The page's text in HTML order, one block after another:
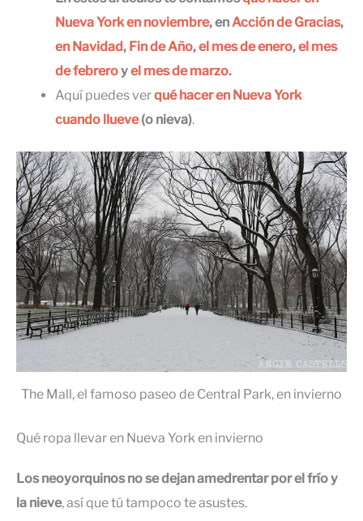
Nueva York en noviembre, enAcción de Gracias,
en Navidad , Fin de Año,el mes de enero,el mes
de febreroyel mes de marzo.
Aquí puedes verqué hacer en Nueva York
cuando llueve(o nieva).
The Mall, el famoso paseo de Central Park, en invierno
Qué ropa llevar en Nueva York en invierno
Los neoyorquinos no se dejan amedrentar por el frío y
la nieve, así que tú tampoco te asustes.